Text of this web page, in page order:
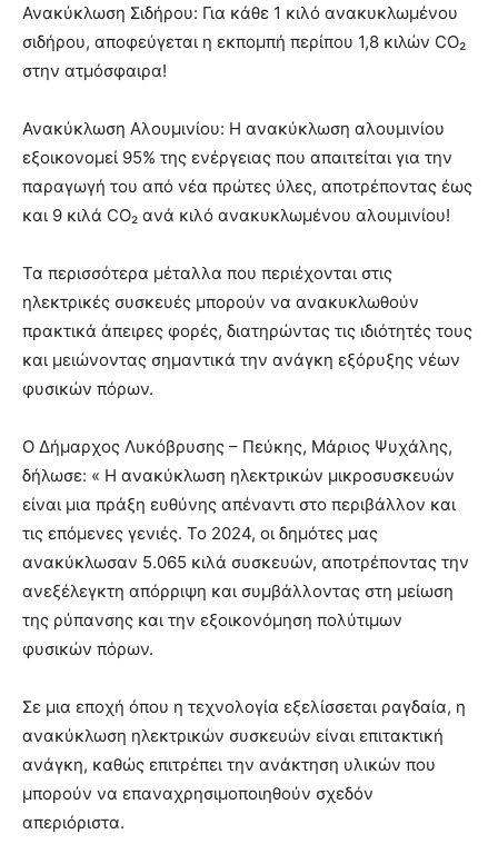
Ανακύκλωση Σιδήρου: Για κάθε 1 κιλό ανακυκλωμένου
σιδήρου, αποφεύγεται η εκπομπή περίπου 1,8 κιλών CO₂
στην ατμόσφαιρα!
Ανακύκλωση Αλουμινίου: Η ανακύκλωση αλουμινίου
εξοικονομεί 95% της ενέργειας που απαιτείται για την
παραγωγή του από νέα πρώτες ύλες, αποτρέποντας έως
και 9 κιλά CO₂ ανά κιλό ανακυκλωμένου αλουμινίου!
Τα περισσότερα μέταλλα που περιέχονται στις
ηλεκτρικές συσκευές μπορούν να ανακυκλωθούν
πρακτικά άπειρες φορές, διατηρώντας τις ιδιότητές τους
και μειώνοντας σημαντικά την ανάγκη εξόρυξης νέων
φυσικών πόρων.
Ο Δήμαρχος Λυκόβρυσης – Πεύκης, Μάριος Ψυχάλης,
δήλωσε: « Η ανακύκλωση ηλεκτρικών μικροσυσκευών
είναι μια πράξη ευθύνης απέναντι στο περιβάλλον και
τις επόμενες γενιές. Το 2024, οι δημότες μας
ανακύκλωσαν 5.065 κιλά συσκευών, αποτρέποντας την
ανεξέλεγκτη απόρριψη και συμβάλλοντας στη μείωση
της ρύπανσης και την εξοικονόμηση πολύτιμων
φυσικών πόρων.
Σε μια εποχή όπου η τεχνολογία εξελίσσεται ραγδαία, η
ανακύκλωση ηλεκτρικών συσκευών είναι επιτακτική
ανάγκη, καθώς επιτρέπει την ανάκτηση υλικών που
μπορούν να επαναχρησιμοποιηθούν σχεδόν
απεριόριστα.